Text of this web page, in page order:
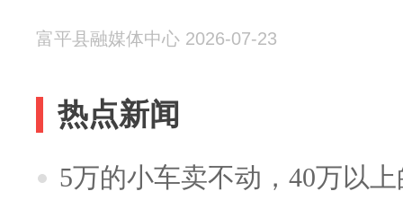
富平县融媒体中心 2026-07-23
热点新闻
5万的小车卖不动，40万以